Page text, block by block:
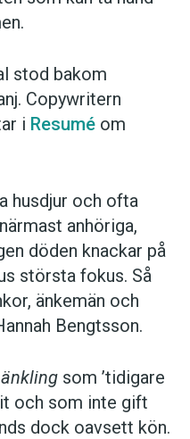
stod bakom
Copywritern
i Resumé om
husdjur och ofta
anhöriga,
döden knackar på
största fokus. Så
änkemän och
Bengtsson.
änkling som ’tidigare
och som inte gift
dock oavsett kön.